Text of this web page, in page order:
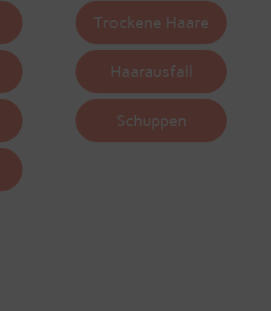
Trockene Haare
Haarausfall
Schuppen